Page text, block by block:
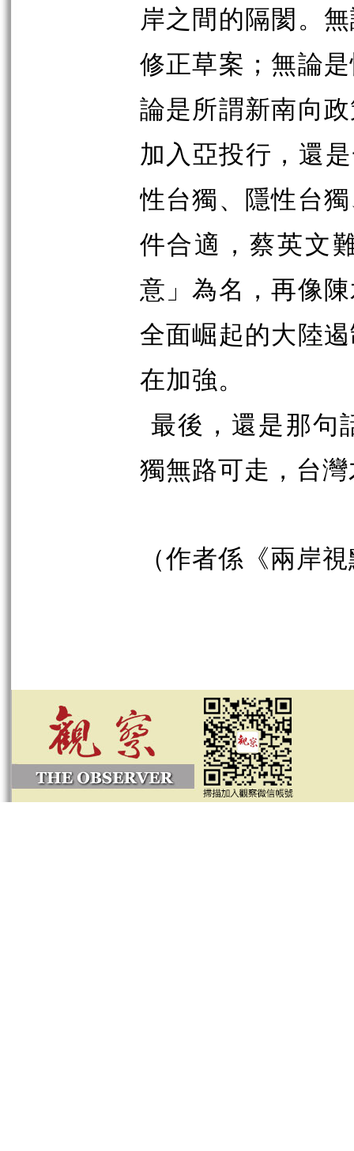
岸之間的隔閡。
修正草案；無論
論是所謂新南向
加入亞投行，還
性台獨、隱性台
件合適，蔡英文
意」為名，再像
全面崛起的大陸
在加強。
最後，還是那句
獨無路可走，台
（作者係《兩岸